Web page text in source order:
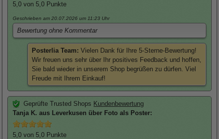
5,0 von 5,0 Punkte
Geschrieben am 20.07.2026 um 11:23 Uhr
Bewertung ohne Kommentar
Posterlia Team: Vielen Dank für Ihre 5-Sterne-Bewertung!
Wir freuen uns sehr über Ihr positives Feedback und hoffen,
Sie bald wieder in unserem Shop begrüßen zu dürfen. Viel
Freude mit Ihrem Einkauf!
Geprüfte Trusted Shops Kundenbewertung
TanjaK. aus Leverkusen über Foto als Poster:
5,0 von 5,0 Punkte